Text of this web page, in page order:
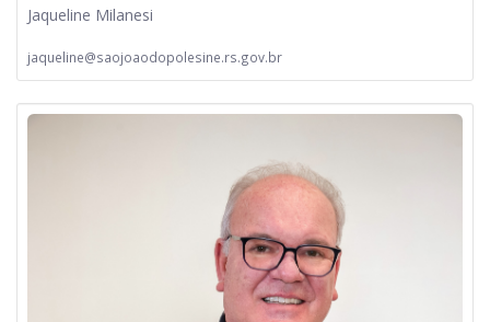
Jaqueline Milanesi
jaqueline@saojoaodopolesine.rs.gov.br